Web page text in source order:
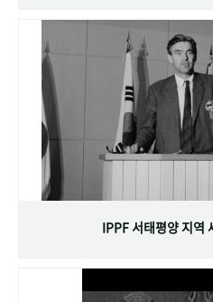
IPPF 서태평양 지역